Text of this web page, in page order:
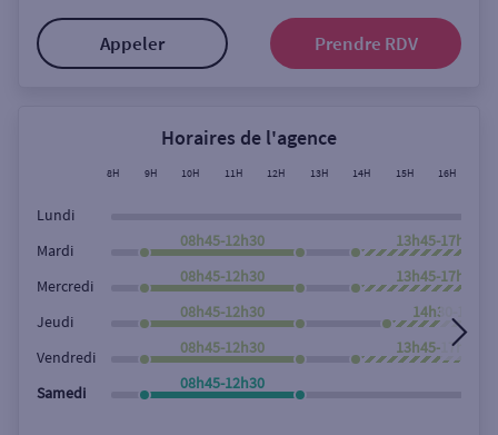
ou
Rue
Rechercher
Appeler Prendre RDV
Horaires de l'agence
8H 9H 10H 11H 12H 13H 14H 15H 16H
Lundi
Mardi
08h45-12h30 13h45-17h45
Mercredi
08h45-12h30 13h45-17h45
Jeudi
08h45-12h30 14h30-17h45
Vendredi
08h45-12h30 13h45-17h45
Samedi
08h45-12h30